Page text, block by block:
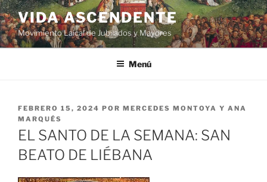
VIDA ASCENDENTE
Movimiento Laical de Jubilados y Mayores
Menú
FEBRERO 15, 2024 POR MERCEDES MONTOYA Y ANA
MARQUÉS
EL SANTO DE LA SEMANA: SAN
BEATO DE LIÉBANA